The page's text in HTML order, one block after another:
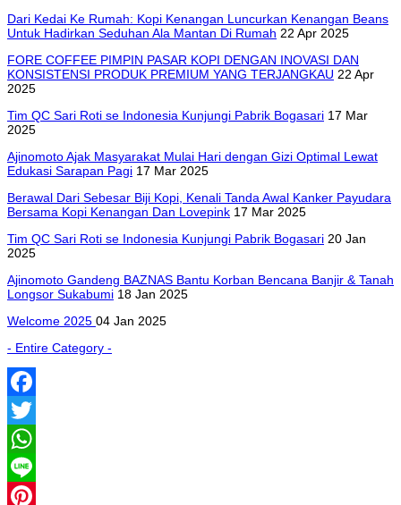
Dari Kedai Ke Rumah: Kopi Kenangan Luncurkan Kenangan Beans
Untuk Hadirkan Seduhan Ala Mantan Di Rumah 22 Apr 2025
FORE COFFEE PIMPIN PASAR KOPI DENGAN INOVASI DAN
KONSISTENSI PRODUK PREMIUM YANG TERJANGKAU 22 Apr
2025
Tim QC Sari Roti se Indonesia Kunjungi Pabrik Bogasari 17 Mar
2025
Ajinomoto Ajak Masyarakat Mulai Hari dengan Gizi Optimal Lewat
Edukasi Sarapan Pagi 17 Mar 2025
Berawal Dari Sebesar Biji Kopi, Kenali Tanda Awal Kanker Payudara
Bersama Kopi Kenangan Dan Lovepink 17 Mar 2025
Tim QC Sari Roti se Indonesia Kunjungi Pabrik Bogasari 20 Jan
2025
Ajinomoto Gandeng BAZNAS Bantu Korban Bencana Banjir & Tanah
Longsor Sukabumi 18 Jan 2025
Welcome 2025 04 Jan 2025
- Entire Category -
Facebook
Twitter
WhatsApp
Line